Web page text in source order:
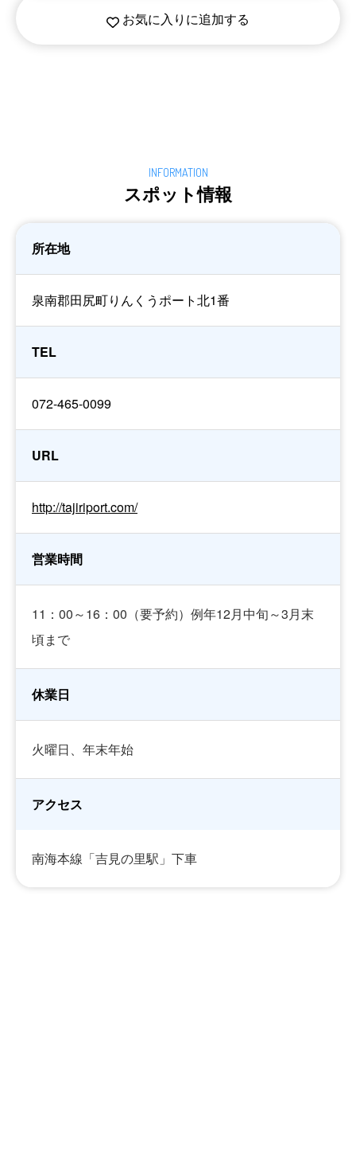
お気に入りに追加する
スポット情報
所在地
泉南郡田尻町りんくうポート北1番
TEL
072-465-0099
URL
http://tajiriport.com/
営業時間
11：00～16：00（要予約）例年12月中旬～3月末
頃まで
休業日
火曜日、年末年始
アクセス
南海本線「吉見の里駅」下車